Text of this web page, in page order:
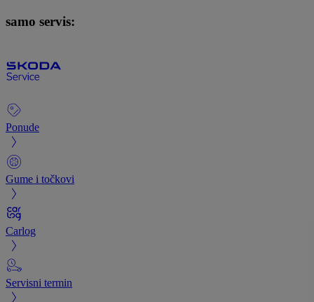
samo servis:
Ponude
Gume i točkovi
Carlog
Servisni termin